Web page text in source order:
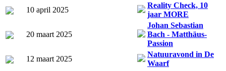
10 april 2025
Reality Check, 10
jaar MORE
20 maart 2025
Johan Sebastian
Bach - Matthäus-
Passion
12 maart 2025
Natuuravond in De
Waarf